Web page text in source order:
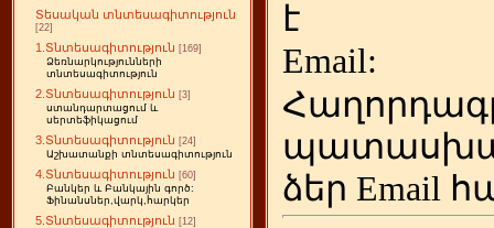
Տեսական տնտեսագիտություն
[22]
1.Տնտեսագիտություն [169]
Ձեռնարկությունների
տնտեսագիտություն
2.Տնտեսագիտություն [3]
ստանդարտացում և
սերտեֆիկացում
3.Տնտեսագիտություն [24]
Աշխատանքի տնտեսագիտություն
4.Տնտեսագիտություն [60]
Բանկեր և Բանկային գործ:
Ֆինանսներ,վարկ,հարկեր
5.Տնտեսագիտություն [12]
է
ձեր Email